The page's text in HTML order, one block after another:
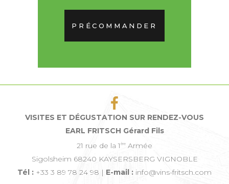
PRÉCOMMANDER
VISITES ET DÉGUSTATION SUR RENDEZ-VOUS
EARL FRITSCH Gérard Fils
21 rue de la 1 ère Armée
Sigolsheim 68240 KAYSERSBERG VIGNOBLE
Tél : +33 3 89 78 24 98 | E-mail : info@vins-fritsch.com